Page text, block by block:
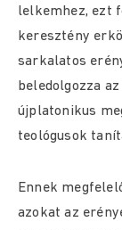
lelkemhez, ezt
keresztény
sarkalatos
beledolgozza
újplatonikus
teológusok
Ennek
azokat az